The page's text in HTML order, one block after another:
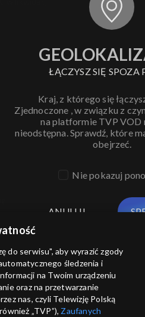
ŁĄCZYSZ SIĘ SPOZA
Kraj, z którego się
Zjednoczone , w związku z
na platformie TVP VOD
nieodstępna. Sprawdź, które
obejrzeć.
Nie pokazuj
ANULUJ
do serwisu", aby wyrazić zgody
śledzenia i
na Twoim urządzeniu
oraz na przetwarzanie
nas, czyli Telewizję Polską
„TVP”), Zaufanych